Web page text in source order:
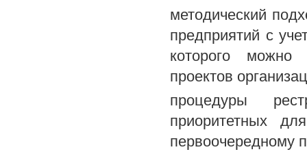
методический
предприятий с
которого можно
проектов
процедуры
приоритетных
первоочередному